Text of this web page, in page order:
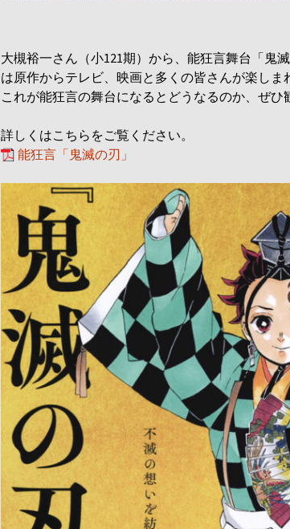
大槻裕一さん（小121期）から、能狂言舞台「鬼
は原作からテレビ、映画と多くの皆さんが楽しま
これが能狂言の舞台になるとどうなるのか、ぜひ
詳しくはこちらをご覧ください。
能狂言「鬼滅の刃」